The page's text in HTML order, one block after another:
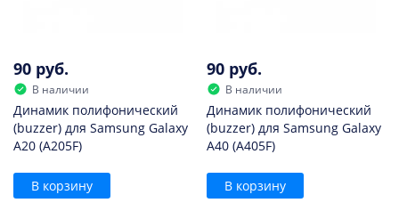
90 руб.
В наличии
Динамик полифонический
(buzzer) для Samsung Galaxy
A20 (A205F)
В корзину
90 руб.
В наличии
Динамик полифонический
(buzzer) для Samsung Galaxy
A40 (A405F)
В корзину